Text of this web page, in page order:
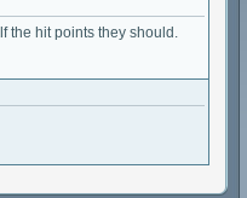
the hit points they should.